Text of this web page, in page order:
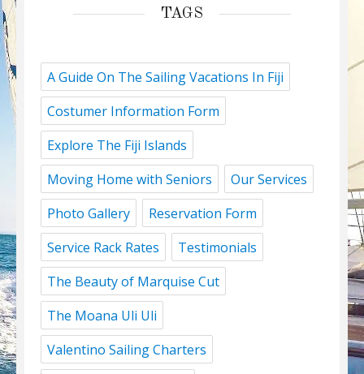
TAGS
A Guide On The Sailing Vacations In Fiji
Costumer Information Form
Explore The Fiji Islands
Moving Home with Seniors
Our Services
Photo Gallery
Reservation Form
Service Rack Rates
Testimonials
The Beauty of Marquise Cut
The Moana Uli Uli
Valentino Sailing Charters